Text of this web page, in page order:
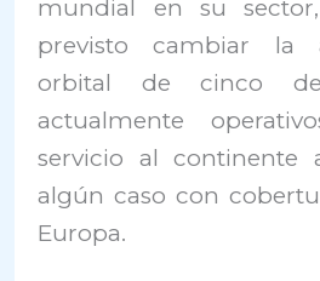
mundial en su
previsto cambiar la
orbital de cinco
actualmente
servicio al continente
algún caso con
Europa.